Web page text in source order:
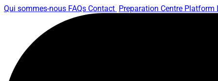
Qui sommes-nous FAQs Contact Preparation Centre Platform